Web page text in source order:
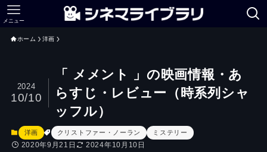
メニュー
ホーム 洋画
「 メメント 」の映画情報・あ
らすじ・レビュー（時系列シャ
ッフル）
2024
10/10
洋画 クリストファー・ノーラン ミステリー
2020年9月21日 2024年10月10日